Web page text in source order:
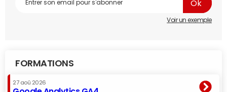
Voir un exemple
FORMATIONS
27 aoû 2026